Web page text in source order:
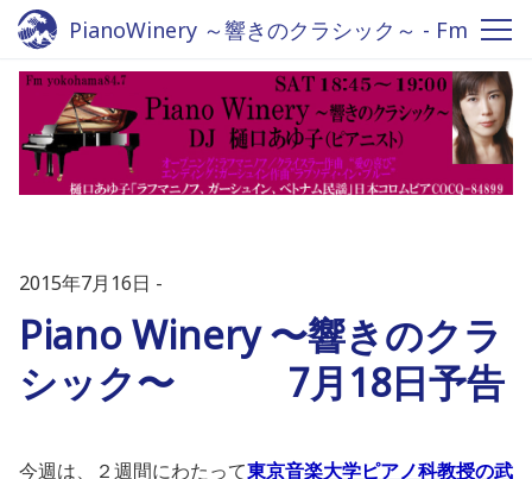
PianoWinery ～響きのクラシック～ - Fm
yokohama 84.7
2015年7月16日
Piano Winery 〜響きのクラ
シック〜 7月18日予告
今週は、２週間にわたって東京音楽大学ピアノ科教授の武